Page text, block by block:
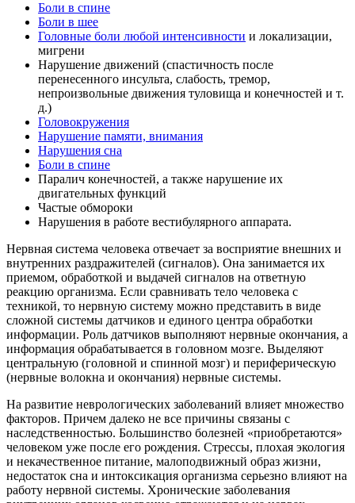
Боли в спине
Боли в шее
Головные боли любой интенсивности и локализации,
мигрени
Нарушение движений (спастичность после
перенесенного инсульта, слабость, тремор,
непроизвольные движения туловища и конечностей и т.
д.)
Головокружения
Нарушение памяти, внимания
Нарушения сна
Боли в спине
Паралич конечностей, а также нарушение их
двигательных функций
Частые обмороки
Нарушения в работе вестибулярного аппарата.
Нервная система человека отвечает за восприятие внешних и
внутренних раздражителей (сигналов). Она занимается их
приемом, обработкой и выдачей сигналов на ответную
реакцию организма. Если сравнивать тело человека с
техникой, то нервную систему можно представить в виде
сложной системы датчиков и единого центра обработки
информации. Роль датчиков выполняют нервные окончания, а
информация обрабатывается в головном мозге. Выделяют
центральную (головной и спинной мозг) и периферическую
(нервные волокна и окончания) нервные системы.
На развитие неврологических заболеваний влияет множество
факторов. Причем далеко не все причины связаны с
наследственностью. Большинство болезней «приобретаются»
человеком уже после его рождения. Стрессы, плохая экология
и некачественное питание, малоподвижный образ жизни,
недостаток сна и интоксикация организма серьезно влияют на
работу нервной системы. Хронические заболевания